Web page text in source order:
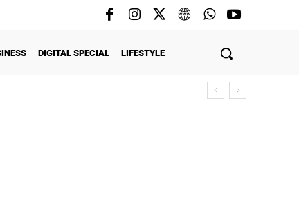
DIGITAL SPECIAL LIFESTYLE